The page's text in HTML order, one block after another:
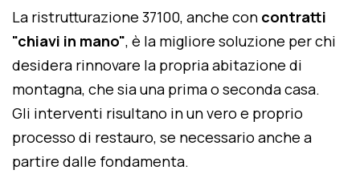
La ristrutturazione 37100, anche con contratti
"chiavi in mano", è la migliore soluzione per chi
desidera rinnovare la propria abitazione di
montagna, che sia una prima o seconda casa.
Gli interventi risultano in un vero e proprio
processo di restauro, se necessario anche a
partire dalle fondamenta.